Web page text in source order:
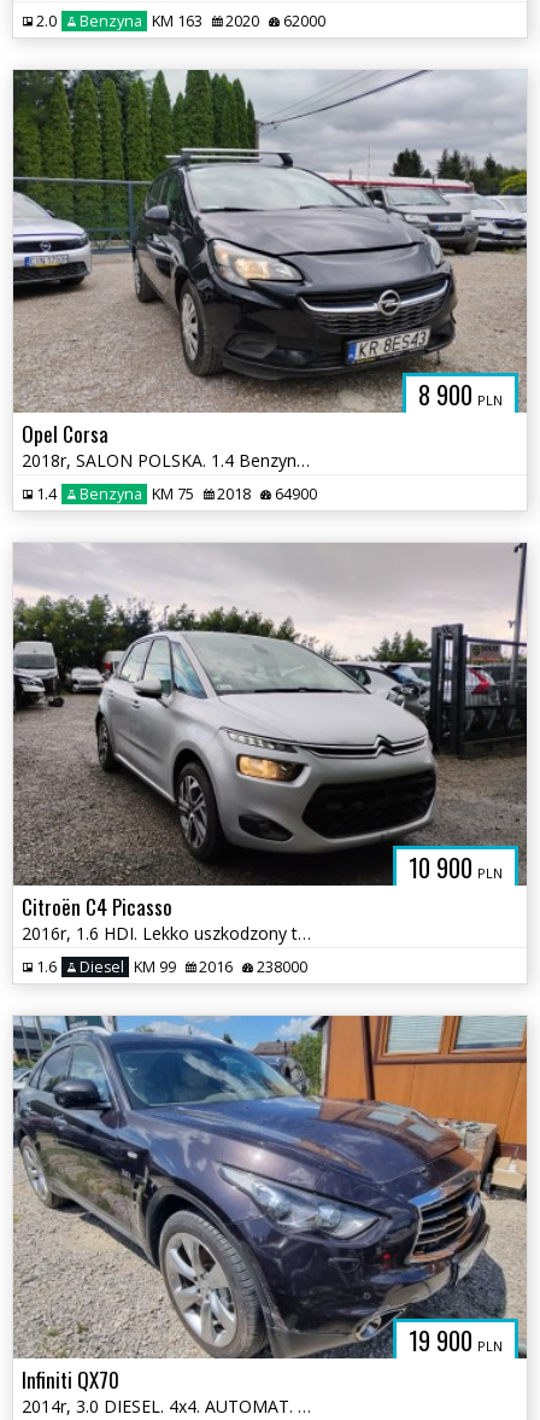
2.0 Benzyna KM 163 2020 62000
8 900 PLN
Opel Corsa
2018r, SALON POLSKA. 1.4 Benzyna. Uszkodzony lewy bok. Jeździ.
1.4 Benzyna KM 75 2018 64900
10 900 PLN
Citroën C4 Picasso
2016r, 1.6 HDI. Lekko uszkodzony tył i przód. Jeździ.
1.6 Diesel KM 99 2016 238000
19 900 PLN
Infiniti QX70
2014r, 3.0 DIESEL. 4x4. AUTOMAT. Uszkodzony lewy przód.